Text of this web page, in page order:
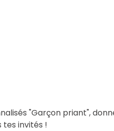
"Garçon priant",
tes invités !